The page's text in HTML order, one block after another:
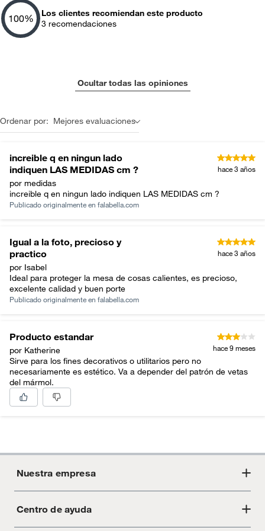
cocinas de todo el mundo, desde expertos en cuchillería
hasta aficionados a los electrodomésticos, encuentre más
de 40 marcas de cocinas importantes y de alta calidad.
Revise los utensilios de cocina All-Clad o Cuisinart y las
ollas y sartenes Calphalon. Las ollas y sartenes de cobre
de Ruffoni o los exclusivos utensilios de cocina SCANPAN
fácil de usar, a precios asequibles, considere los
electrodomésticos Breville, Cuisinart o Philips. Para los
amantes del diseño, considerar fabricantes modernos
como SMEG, Wolf, Moccamaster, KitchenAid y Haden.
100%
Los clientes recomiendan este producto
3 recomendaciones
Ocultar todas las opiniones
Ordenar por: Mejores evaluaciones
increible q en ningun lado
indiquen LAS MEDIDAS cm ?
por medidas
hace 3 años
increible q en ningun lado indiquen LAS MEDIDAS cm ?
Publicado originalmente en falabella.com
Igual a la foto, precioso y
practico
por Isabel
hace 3 años
Ideal para proteger la mesa de cosas calientes, es precioso,
excelente calidad y buen porte
Publicado originalmente en falabella.com
Producto estandar
por Katherine hace 9 meses
Sirve para los fines decorativos o utilitarios pero no
necesariamente es estético. Va a depender del patrón de vetas
del mármol.
Nuestra empresa
Acerca de Crate
Centro de ayuda